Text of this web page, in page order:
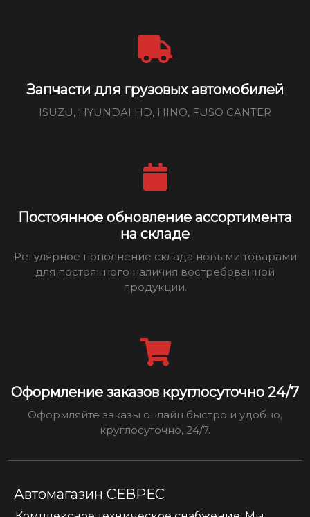
Запчасти для грузовых автомобилей
ISUZU, HYUNDAI HD, HINO, FUSO CANTER
Постоянное обновление ассортимента
на складе
Регулярное пополнение склада новыми товарами
для постоянного наличия востребованной
продукции.
Оформление заказов круглосуточно 24/7
Оформляйте заказы онлайн быстро и удобно,
круглосуточно, 24/7.
Автомагазин СЕВРЕС